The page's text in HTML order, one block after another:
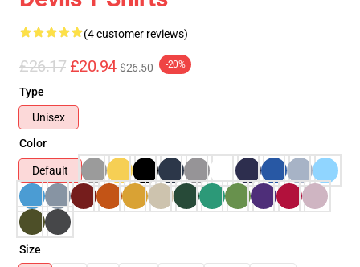
(4 customer reviews)
£26.17 £20.94 $26.50 -20%
Type
Unisex
Color
Default
Size